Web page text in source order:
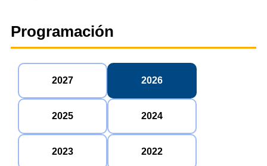
Programación
2027 2026
2025 2024
2023 2022